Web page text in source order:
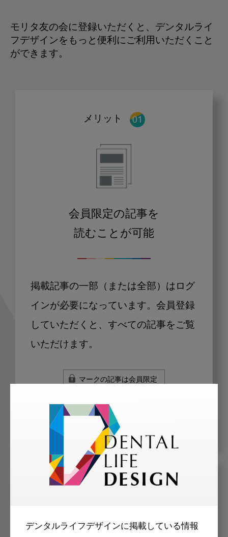
デンタルライフデザインに掲載している情報
モリタ友の会に登録いただくと、デンタルライ
フデザインをもっと便利にご利用いただくこと
ができます。
メリット
会員限定の記事を
読むことが可能
掲載記事の一部（または全部）はログ
インが必要になっています。会員登録
していただくと、すべての記事をご覧
いただけます。
マークの記事は会員限定
メリット